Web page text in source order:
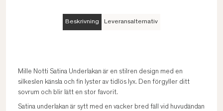
Beskrivning Leveransalternativ
Mille Notti Satina Underlakan är en stilren design med en
silkeslen känsla och fin lyster av tidlös lyx. Den förgyller ditt
sovrum och blir lätt en stor favorit.
Satina underlakan är sytt med en vacker bred fäll vid huvudändan